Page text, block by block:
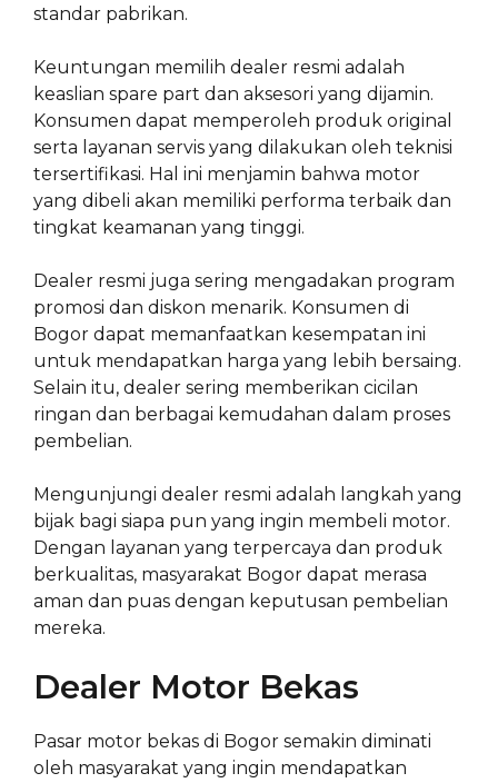
standar pabrikan.
Keuntungan memilih dealer resmi adalah
keaslian spare part dan aksesori yang dijamin.
Konsumen dapat memperoleh produk original
serta layanan servis yang dilakukan oleh teknisi
tersertifikasi. Hal ini menjamin bahwa motor
yang dibeli akan memiliki performa terbaik dan
tingkat keamanan yang tinggi.
Dealer resmi juga sering mengadakan program
promosi dan diskon menarik. Konsumen di
Bogor dapat memanfaatkan kesempatan ini
untuk mendapatkan harga yang lebih bersaing.
Selain itu, dealer sering memberikan cicilan
ringan dan berbagai kemudahan dalam proses
pembelian.
Mengunjungi dealer resmi adalah langkah yang
bijak bagi siapa pun yang ingin membeli motor.
Dengan layanan yang terpercaya dan produk
berkualitas, masyarakat Bogor dapat merasa
aman dan puas dengan keputusan pembelian
mereka.
Dealer Motor Bekas
Pasar motor bekas di Bogor semakin diminati
oleh masyarakat yang ingin mendapatkan